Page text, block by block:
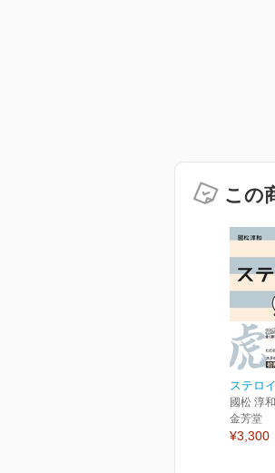
この
ステロ
國松 淳
金芳堂
¥3,300